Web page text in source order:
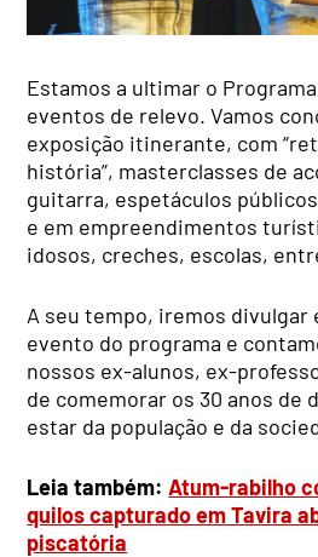
Estamos a ultimar o
eventos de relevo. Vamos
exposição itinerante, com
história”, masterclasses de
guitarra, espetáculos
e em empreendimentos
idosos, creches, escolas,
A seu tempo, iremos divulgar
evento do programa e
nossos ex-alunos, ex-
de comemorar os 30 anos de
estar da população e da
Leia também:Atum-rabilho
quilos capturado em Tavira
piscatória